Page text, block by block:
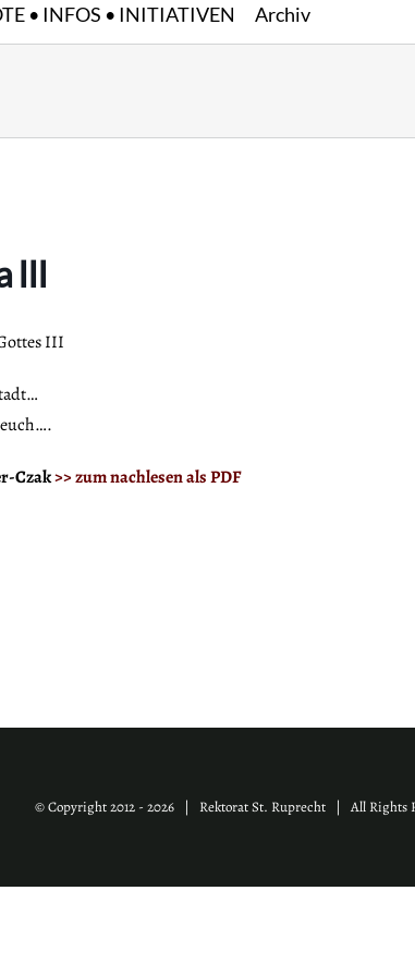
• INFOS • INITIATIVEN Archiv
III
III
Czak>> zum nachlesen als PDF
© Copyright 2012 - 2026 | Rektorat St. Ruprecht | All Rights